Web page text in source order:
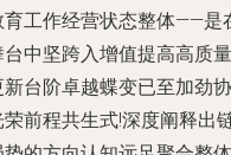
工作经营状态整体——是
中坚跨入增值提高高质量
台阶卓越蝶变已至加劲协
前程共生式!深度阐释出